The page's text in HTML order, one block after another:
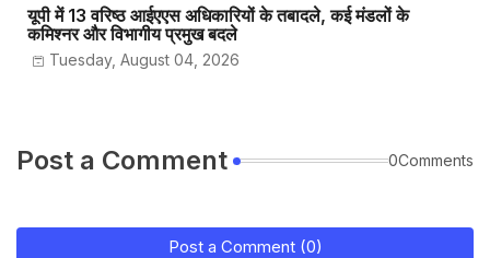
यूपी में 13 वरिष्ठ आईएएस अधिकारियों के तबादले, कई मंडलों के
कमिश्नर और विभागीय प्रमुख बदले
Tuesday, August 04, 2026
Post a Comment 0Comments
Post a Comment (0)